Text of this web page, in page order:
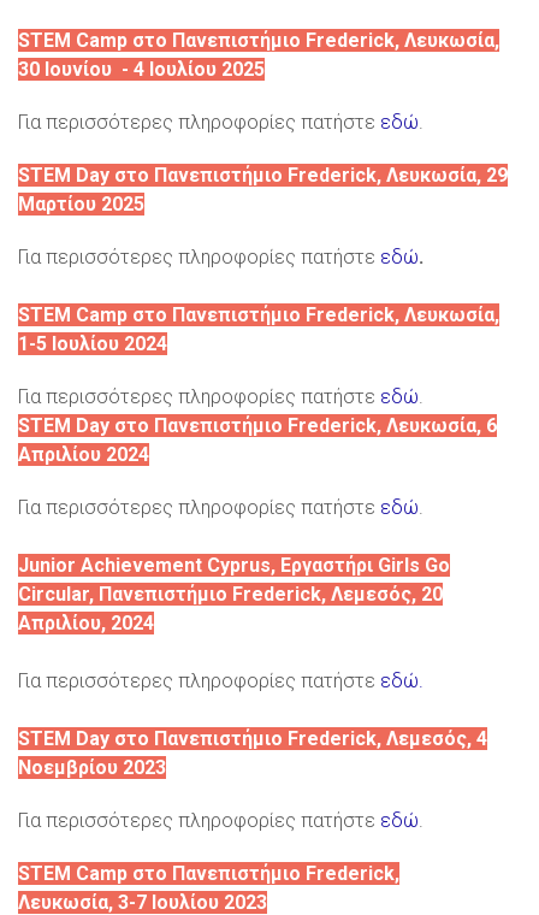
STEM Camp στο Πανεπιστήμιο Frederick, Λευκωσία,
30 Ιουνίου - 4 Ιουλίου 2025
Για περισσότερες πληροφορίες πατήστε εδώ.
STEM Day στο Πανεπιστήμιο Frederick, Λευκωσία, 29
Μαρτίου 2025
Για περισσότερες πληροφορίες πατήστε εδώ.
STEM Camp στο Πανεπιστήμιο Frederick, Λευκωσία,
1-5 Ιουλίου 2024
Για περισσότερες πληροφορίες πατήστε εδώ.
STEM Day στο Πανεπιστήμιο Frederick, Λευκωσία, 6
Απριλίου 2024
Για περισσότερες πληροφορίες πατήστε εδώ.
Junior Achievement Cyprus, Εργαστήρι Girls Go
Circular, Πανεπιστήμιο Frederick, Λεμεσός, 20
Απριλίου, 2024
Για περισσότερες πληροφορίες πατήστε εδώ.
STEM Day στο Πανεπιστήμιο Frederick, Λεμεσός, 4
Νοεμβρίου 2023
Για περισσότερες πληροφορίες πατήστε εδώ.
STEM Camp στο Πανεπιστήμιο Frederick,
Λευκωσία, 3-7 Ιουλίου 2023